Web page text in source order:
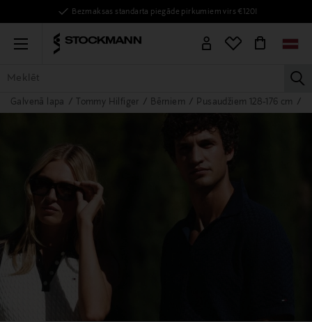
Bezmaksas standarta piegāde pirkumiem virs €120!
Menu
VISAS PRECES SIEVIETĒM VĪRIEŠIEM BĒRNIEM MĀJAI
Galvenā lapa Tommy Hilfiger Bērniem Pusaudžiem 128-176 cm